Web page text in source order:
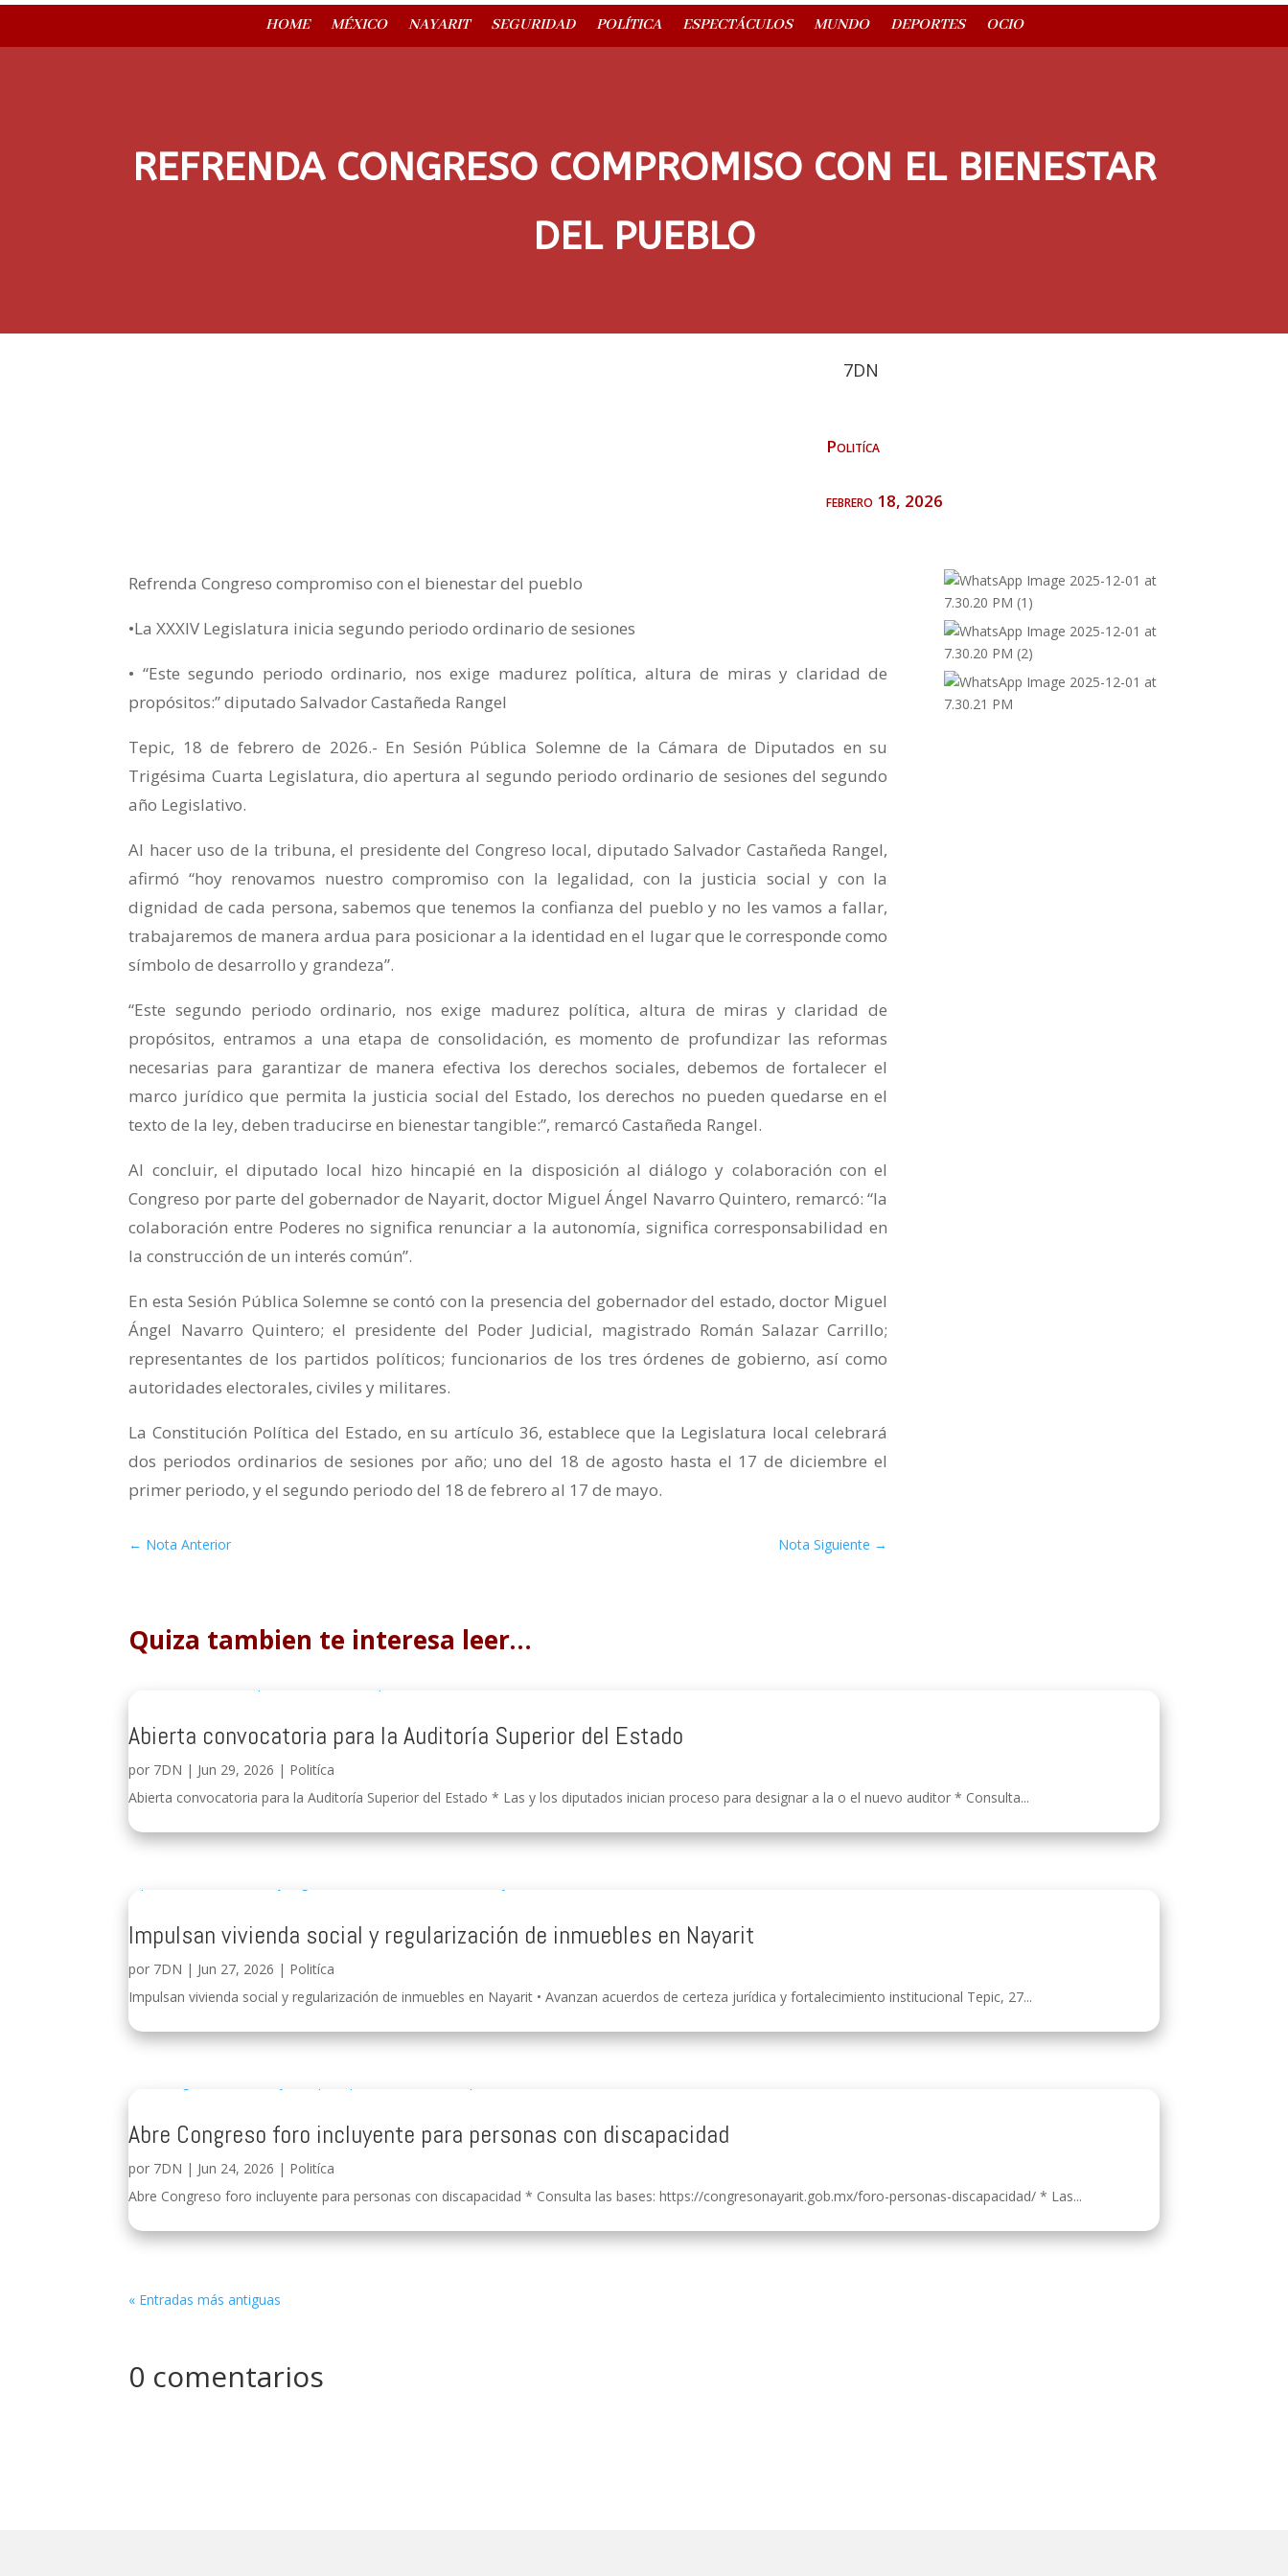
HOME MÉXICO NAYARIT SEGURIDAD POLÍTICA ESPECTÁCULOS MUNDO DEPORTES OCIO
REFRENDA CONGRESO COMPROMISO CON EL BIENESTAR
DEL PUEBLO
7DN
Politíca
febrero 18, 2026
Refrenda Congreso compromiso con el bienestar del pueblo
•La XXXIV Legislatura inicia segundo periodo ordinario de sesiones
• “Este segundo periodo ordinario, nos exige madurez política, altura de miras y claridad de
propósitos:” diputado Salvador Castañeda Rangel
Tepic, 18 de febrero de 2026.- En Sesión Pública Solemne de la Cámara de Diputados en su
Trigésima Cuarta Legislatura, dio apertura al segundo periodo ordinario de sesiones del segundo
año Legislativo.
Al hacer uso de la tribuna, el presidente del Congreso local, diputado Salvador Castañeda Rangel,
afirmó “hoy renovamos nuestro compromiso con la legalidad, con la justicia social y con la
dignidad de cada persona, sabemos que tenemos la confianza del pueblo y no les vamos a fallar,
trabajaremos de manera ardua para posicionar a la identidad en el lugar que le corresponde como
símbolo de desarrollo y grandeza”.
“Este segundo periodo ordinario, nos exige madurez política, altura de miras y claridad de
propósitos, entramos a una etapa de consolidación, es momento de profundizar las reformas
necesarias para garantizar de manera efectiva los derechos sociales, debemos de fortalecer el
marco jurídico que permita la justicia social del Estado, los derechos no pueden quedarse en el
texto de la ley, deben traducirse en bienestar tangible:”, remarcó Castañeda Rangel.
Al concluir, el diputado local hizo hincapié en la disposición al diálogo y colaboración con el
Congreso por parte del gobernador de Nayarit, doctor Miguel Ángel Navarro Quintero, remarcó: “la
colaboración entre Poderes no significa renunciar a la autonomía, significa corresponsabilidad en
la construcción de un interés común”.
En esta Sesión Pública Solemne se contó con la presencia del gobernador del estado, doctor Miguel
Ángel Navarro Quintero; el presidente del Poder Judicial, magistrado Román Salazar Carrillo;
representantes de los partidos políticos; funcionarios de los tres órdenes de gobierno, así como
autoridades electorales, civiles y militares.
La Constitución Política del Estado, en su artículo 36, establece que la Legislatura local celebrará
dos periodos ordinarios de sesiones por año; uno del 18 de agosto hasta el 17 de diciembre el
primer periodo, y el segundo periodo del 18 de febrero al 17 de mayo.
← Nota Anterior Nota Siguiente →
Quiza tambien te interesa leer…
Abierta convocatoria para la Auditoría Superior del Estado
por 7DN | Jun 29, 2026 | Politíca
Abierta convocatoria para la Auditoría Superior del Estado * Las y los diputados inician proceso para designar a la o el nuevo auditor * Consulta...
Impulsan vivienda social y regularización de inmuebles en Nayarit
por 7DN | Jun 27, 2026 | Politíca
Impulsan vivienda social y regularización de inmuebles en Nayarit • Avanzan acuerdos de certeza jurídica y fortalecimiento institucional Tepic, 27...
Abre Congreso foro incluyente para personas con discapacidad
por 7DN | Jun 24, 2026 | Politíca
Abre Congreso foro incluyente para personas con discapacidad * Consulta las bases: https://congresonayarit.gob.mx/foro-personas-discapacidad/ * Las...
« Entradas más antiguas
0 comentarios